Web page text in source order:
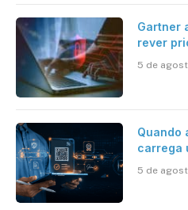
Gartner
rever
5 de
Quando
carrega
5 de